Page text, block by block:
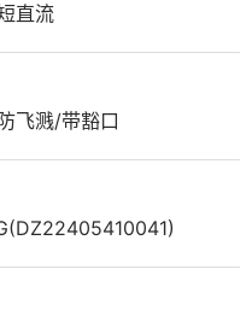
直流
飞溅/带豁口